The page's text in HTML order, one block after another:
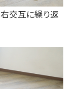
交互に繰り返